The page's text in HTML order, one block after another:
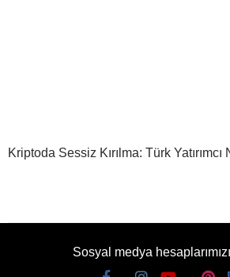
Kriptoda Sessiz Kırılma: Türk
Sosyal medya